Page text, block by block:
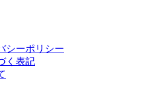
シーポリシー
く表記